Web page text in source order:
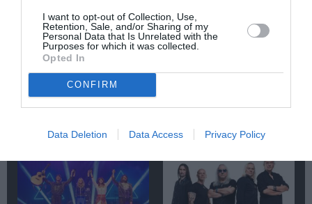
I want to opt-out of Collection, Use,
Retention, Sale, and/or Sharing of my
Personal Data that Is Unrelated with the
Purposes for which it was collected.
Opted In
CONFIRM
Data Deletion Data Access Privacy Policy
Ακολουθήστε το Culturenow.gr
Σχετικά Άρθρα